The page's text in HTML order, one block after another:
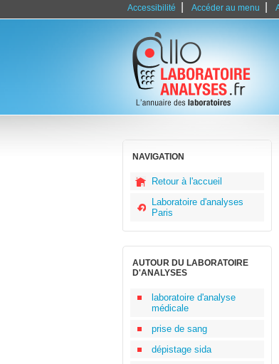
Accessibilité Accéder au menu
NAVIGATION
Retour à l'accueil
Laboratoire d'analyses
Paris
AUTOUR DU LABORATOIRE
D'ANALYSES
laboratoire d'analyse
médicale
prise de sang
dépistage sida